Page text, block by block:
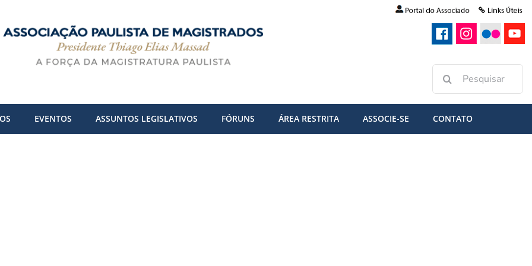
Buscar
resultados
EVENTOS ASSUNTOS LEGISLATIVOS FÓRUNS ÁREA RESTRITA ASSOCIE-SE CONTATO